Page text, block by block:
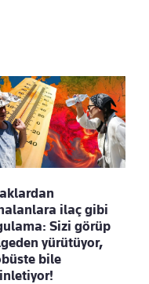
ilaç gibi
Sizi görüp
yürütüyor,
bile